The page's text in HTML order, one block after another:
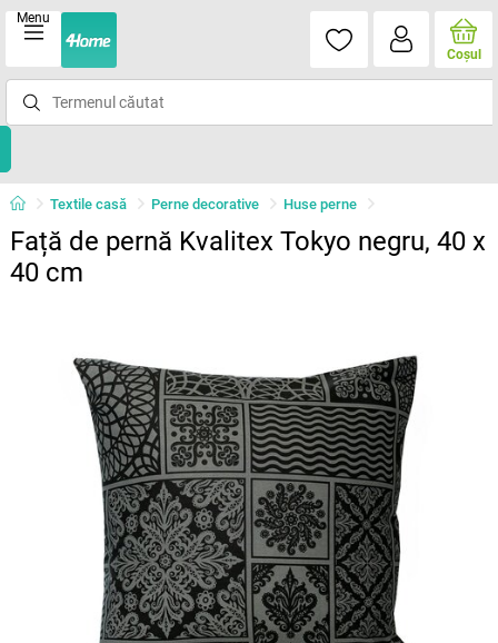
Menu
Coşul
Textile casă Perne decorative Huse perne
Față de pernă Kvalitex Tokyo negru, 40 x
40 cm